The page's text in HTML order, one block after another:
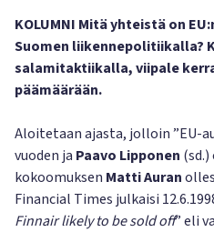
KOLUMNI Mitä yhteistä on
Suomen liikennepolitiikalla?
salamitaktiikalla, viipale
päämäärään.
Aloitetaan ajasta, jolloin ”EU-
vuoden ja Paavo Lipponen
kokoomuksen Matti Auran
Financial Times julkaisi
Finnair likely to be sold off” eli